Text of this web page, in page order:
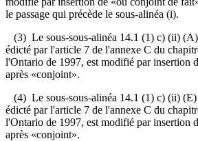
le passage qui précède le sous-alinéa (i).
(3) Le sous-sous-alinéa 14.1 (1) c) (ii)
édicté par l'article 7 de l'annexe C du
l'Ontario de 1997, est modifié par insertion
après «conjoint».
(4) Le sous-sous-alinéa 14.1 (1) c) (ii)
édicté par l'article 7 de l'annexe C du
l'Ontario de 1997, est modifié par insertion
après «conjoint».